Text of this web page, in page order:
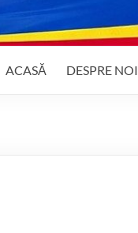
ACASĂ DESPRE NOI